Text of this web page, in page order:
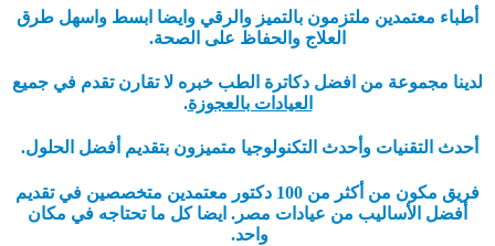
أطباء معتمدين ملتزمون بالتميز والرقي وايضا ابسط واسهل طرق
العلاج والحفاظ على الصحة.
لدينا مجموعة من افضل دكاترة الطب خبره لا تقارن تقدم في جميع
العيادات بالعجوزة.
أحدث التقنيات وأحدث التكنولوجيا متميزون بتقديم أفضل الحلول.
فريق مكون من أكثر من 100 دكتور معتمدين متخصصين في تقديم
أفضل الأساليب من عيادات مصر. ايضا كل ما تحتاجه في مكان
واحد.